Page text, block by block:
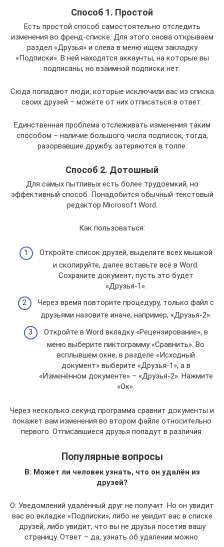
Способ 1. Простой
Есть простой способ самостоятельно отследить
изменения во френд-списке. Для этого снова открываем
раздел «Друзья» и слева в меню ищем закладку
«Подписки». В ней находятся аккаунты, на которые вы
подписаны, но взаимной подписки нет.
Сюда попадают люди, которые исключили вас из списка
своих друзей – можете от них отписаться в ответ.
Единственная проблема отслеживать изменения таким
способом – наличие большого числа подписок, тогда,
разорвавшие дружбу, затеряются в толпе.
Способ 2. Дотошный
Для самых пытливых есть более трудоемкий, но
эффективный способ. Понадобится обычный текстовый
редактор Microsoft Word.
Как пользоваться:
Откройте список друзей, выделите всех мышкой
и скопируйте, далее вставьте всё в Word.
Сохраните документ, пусть это будет
«Друзья-1».
Через время повторите процедуру, только файл с
друзьями назовите иначе, например, «Друзья-2».
Откройте в Word вкладку «Рецензирование», в
меню выберите пиктограмму «Сравнить». Во
всплывшем окне, в разделе «Исходный
документ» выберите «Друзья-1», а в
«Изменённом документе» – «Друзья-2». Нажмите
«Ок».
Через несколько секунд программа сравнит документы и
покажет вам изменения во втором файле относительно
первого. Отписавшиеся друзья попадут в различия.
Популярные вопросы
В: Может ли человек узнать, что он удалён из
друзей?
О: Уведомлений удалённый друг не получит. Но он увидит
вас во вкладке «Подписки», либо не увидит вас в списке
друзей, либо увидит, что вы не друзья посетив вашу
страницу. Ответ – да, узнать об удалении можно.